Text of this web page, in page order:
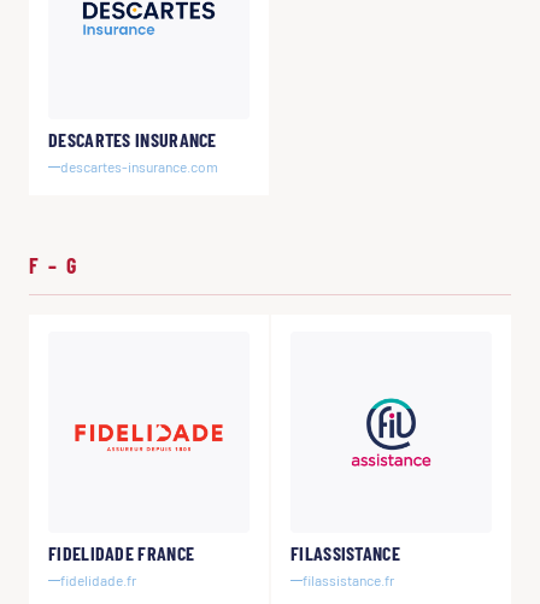
DESCARTES INSURANCE
descartes-insurance.com
F – G
FIDELIDADE FRANCE
fidelidade.fr
FILASSISTANCE
filassistance.fr